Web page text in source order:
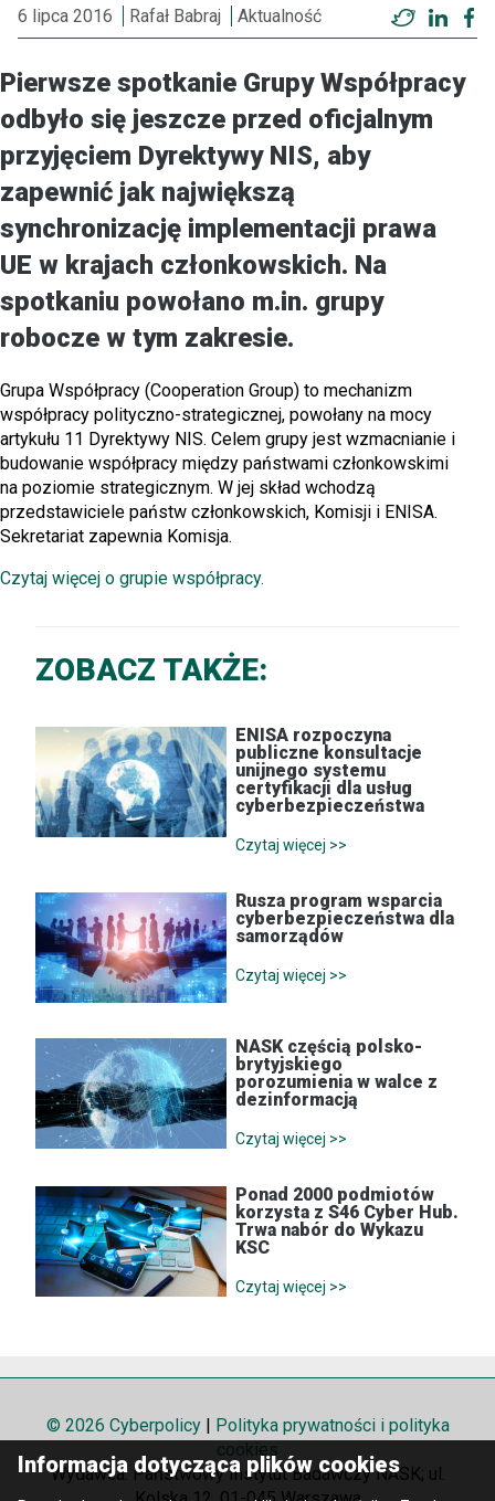
6 lipca 2016 Rafał Babraj Aktualność Twitter
Pierwsze spotkanie Grupy Współpracy
odbyło się jeszcze przed oficjalnym
przyjęciem Dyrektywy NIS, aby
zapewnić jak największą
synchronizację implementacji prawa
UE w krajach członkowskich. Na
spotkaniu powołano m.in. grupy
robocze w tym zakresie.
Grupa Współpracy (Cooperation Group) to mechanizm
współpracy polityczno-strategicznej, powołany na mocy
artykułu 11 Dyrektywy NIS. Celem grupy jest wzmacnianie i
budowanie współpracy między państwami członkowskimi
na poziomie strategicznym. W jej skład wchodzą
przedstawiciele państw członkowskich, Komisji i ENISA.
Sekretariat zapewnia Komisja.
Czytaj więcej o grupie współpracy.
ZOBACZ TAKŻE:
ENISA rozpoczyna
publiczne konsultacje
unijnego systemu
certyfikacji dla usług
cyberbezpieczeństwa
Czytaj więcej >>
Rusza program wsparcia
cyberbezpieczeństwa dla
samorządów
Czytaj więcej >>
NASK częścią polsko-
brytyjskiego
porozumienia w walce z
dezinformacją
Czytaj więcej >>
Ponad 2000 podmiotów
korzysta z S46 Cyber Hub.
Trwa nabór do Wykazu
KSC
Czytaj więcej >>
© 2026 Cyberpolicy | Polityka prywatności i polityka
cookies
Wydawca: Państwowy Instytut Badawczy NASK; ul.
Informacja dotycząca plików cookies